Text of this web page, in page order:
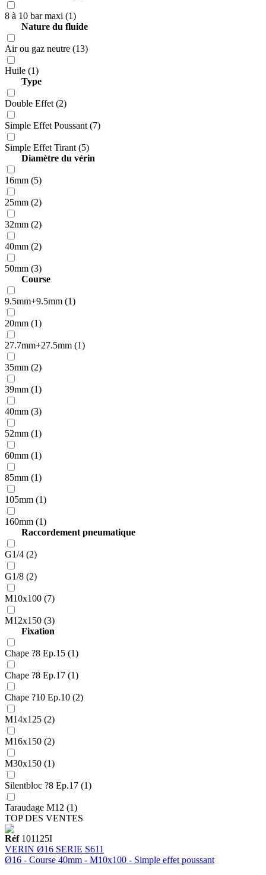
8 à 10 bar maxi (1)
Nature du fluide
Air ou gaz neutre (13)
Huile (1)
Type
Double Effet (2)
Simple Effet Poussant (7)
Simple Effet Tirant (5)
Diamètre du vérin
16mm (5)
25mm (2)
32mm (2)
40mm (2)
50mm (3)
Course
9.5mm+9.5mm (1)
20mm (1)
27.7mm+27.5mm (1)
35mm (2)
39mm (1)
40mm (3)
52mm (1)
60mm (1)
85mm (1)
105mm (1)
160mm (1)
Raccordement pneumatique
G1/4 (2)
G1/8 (2)
M10x100 (7)
M12x150 (3)
Fixation
Chape ?8 Ep.15 (1)
Chape ?8 Ep.17 (1)
Chape ?10 Ep.10 (2)
M14x125 (2)
M16x150 (2)
M30x150 (1)
Silentbloc ?8 Ep.17 (1)
Taraudage M12 (1)
TOP DES VENTES
Réf101125I
VERIN Ø16 SERIE S611
Ø16 - Course 40mm - M10x100 - Simple effet poussant